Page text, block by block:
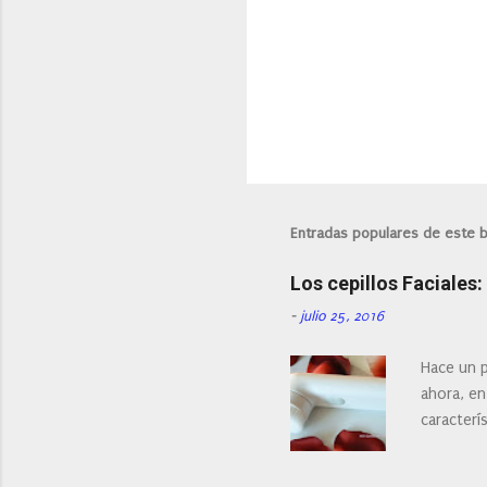
Entradas populares de este
Los cepillos
- julio 25, 2016
Hace un
ahora,
¿Cual